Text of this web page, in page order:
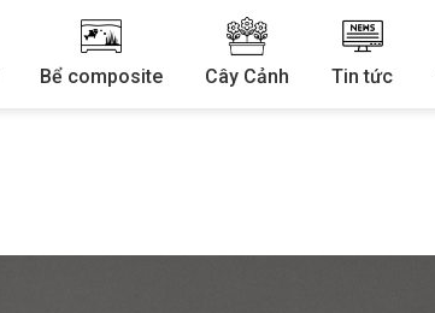
Bể composite Cây Cảnh Tin tức